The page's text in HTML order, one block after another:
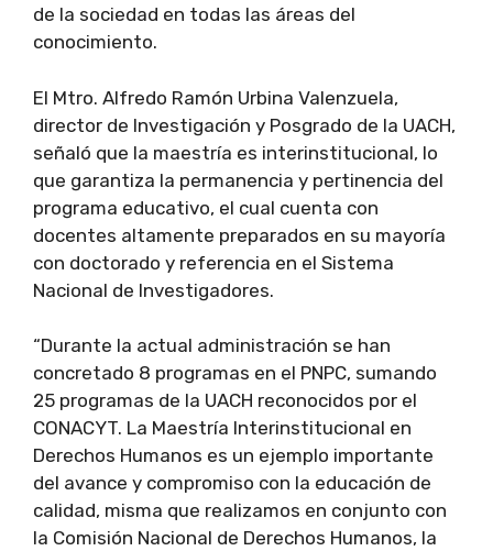
de la sociedad en todas las áreas del
conocimiento.
El Mtro. Alfredo Ramón Urbina Valenzuela,
director de Investigación y Posgrado de la UACH,
señaló que la maestría es interinstitucional, lo
que garantiza la permanencia y pertinencia del
programa educativo, el cual cuenta con
docentes altamente preparados en su mayoría
con doctorado y referencia en el Sistema
Nacional de Investigadores.
“Durante la actual administración se han
concretado 8 programas en el PNPC, sumando
25 programas de la UACH reconocidos por el
CONACYT. La Maestría Interinstitucional en
Derechos Humanos es un ejemplo importante
del avance y compromiso con la educación de
calidad, misma que realizamos en conjunto con
la Comisión Nacional de Derechos Humanos, la